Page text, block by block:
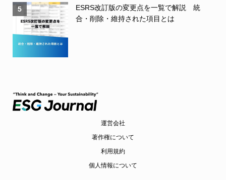
5
ESRS改訂版の変更点を一覧で解説 統
合・削除・維持された項目とは
運営会社
著作権について
利用規約
個人情報について